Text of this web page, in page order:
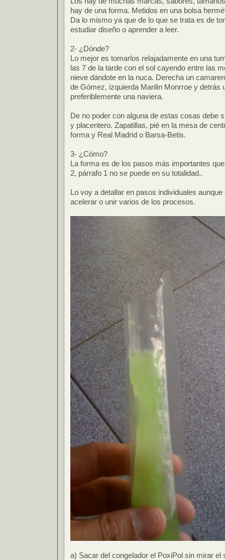
hay de una forma. Metidos en una bolsa
Da lo mismo ya que de lo que se trata es de
estudiar diseño o aprender a leer.
2- ¿Dónde?
Lo mejor es tomarlos relajadamente en una
las 7 de la tarde con el sol cayendo entre las
nieve dándote en la nuca. Derecha un
de Gómez, izquierda Marilin Monrroe y detrás
preferiblemente una naviera.
De no poder con alguna de estas cosas debe
y placentero. Zapatillas, pié en la mesa de
forma y Real Madrid o Barsa-Betis.
3- ¿Cómo?
La forma es de los pasos más importantes
2, párrafo 1 no se puede en su totalidad..
Lo voy a detallar en pasos individuales
acelerar o unir varios de los procesos.
a) Sacar del congelador el PoxiPol sin mirar el